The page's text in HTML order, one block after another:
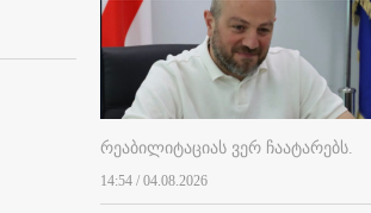
რეაბილიტაციას ვერ ჩაატარებს.
14:54 / 04.08.2026